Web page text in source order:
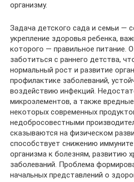
организму.
Задача детского сада и семьи —
укрепление здоровья ребенка,
которого — правильное питание.
заботиться с раннего детства,
нормальный рост и развитие
профилактике заболеваний,
воздействию инфекций.
микроэлементов, а также
некоторых современных
недобросовестными
сказываются на физическом
способствует снижению
организма к болезням, развитию
заболеваний. Проблема
начальных представлений о